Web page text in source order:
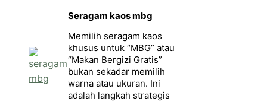
Seragam kaos mbg
Memilih seragam kaos
khusus untuk “MBG” atau
“Makan Bergizi Gratis”
bukan sekadar memilih
warna atau ukuran. Ini
adalah langkah strategis